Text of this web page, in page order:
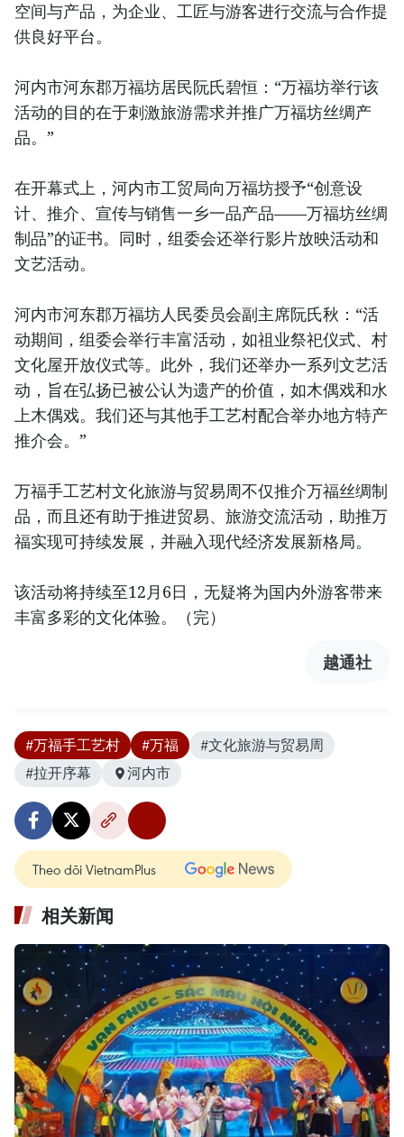
空间与产品，为企业、工匠与游客进行交流与合作提
供良好平台。
河内市河东郡万福坊居民阮氏碧恒：“万福坊举行该
活动的目的在于刺激旅游需求并推广万福坊丝绸产
品。”
在开幕式上，河内市工贸局向万福坊授予“创意设
计、推介、宣传与销售一乡一品产品——万福坊丝绸
制品”的证书。同时，组委会还举行影片放映活动和
文艺活动。
河内市河东郡万福坊人民委员会副主席阮氏秋：“活
动期间，组委会举行丰富活动，如祖业祭祀仪式、村
文化屋开放仪式等。此外，我们还举办一系列文艺活
动，旨在弘扬已被公认为遗产的价值，如木偶戏和水
上木偶戏。我们还与其他手工艺村配合举办地方特产
推介会。”
万福手工艺村文化旅游与贸易周不仅推介万福丝绸制
品，而且还有助于推进贸易、旅游交流活动，助推万
福实现可持续发展，并融入现代经济发展新格局。
该活动将持续至12月6日，无疑将为国内外游客带来
丰富多彩的文化体验。（完）
越通社
#万福手工艺村 #万福
#文化旅游与贸易周
#拉开序幕
河内市
Theo dõi VietnamPlus
相关新闻